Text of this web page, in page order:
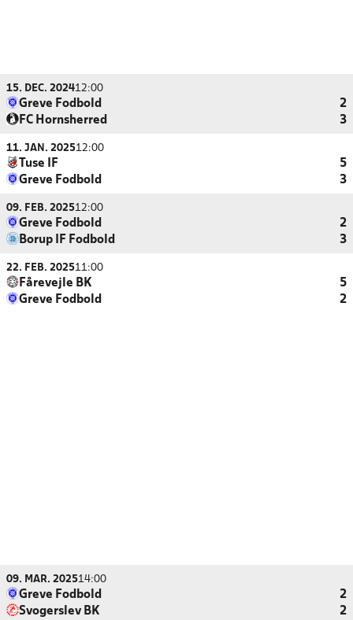
15. DEC. 202412:00
Greve Fodbold
2
FC Hornsherred
3
11. JAN. 202512:00
Tuse IF
5
Greve Fodbold
3
09. FEB. 202512:00
Greve Fodbold
2
Borup IF Fodbold
3
22. FEB. 202511:00
Fårevejle BK
5
Greve Fodbold
2
09. MAR. 202514:00
Greve Fodbold
2
Svogerslev BK
2